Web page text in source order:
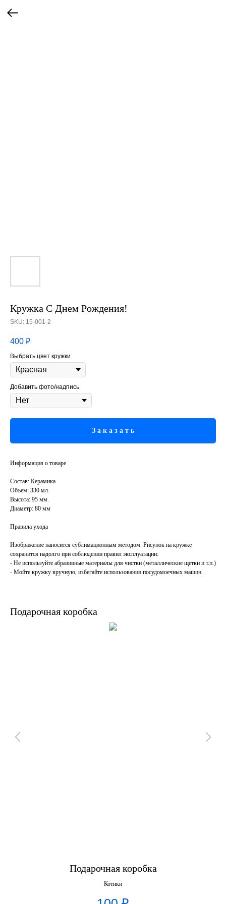
Кружка С Днем Рождения!
SKU: 15-001-2
400 ₽
Выбрать цвет кружки
Добавить фото/надпись
З а к а з а т ь
Информация о товаре
Состав: Керамика
Объем: 330 мл.
Высота: 95 мм.
Диаметр: 80 мм
Правила ухода
Изображение наносится сублимационным методом. Рисунок на кружке
сохранится надолго при соблюдении правил эксплуатации:
- Не используйте абразивные материалы для чистки (металлические щетки и т.п.)
- Мойте кружку вручную, избегайте использования посудомоечных машин.
Подарочная коробка
Подарочная коробка
Котики